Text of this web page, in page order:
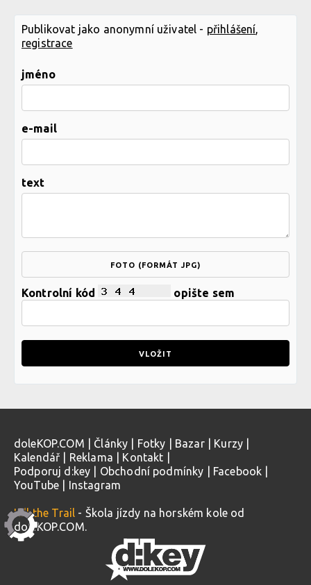
Publikovat jako anonymní uživatel - přihlášení,
registrace
jméno
e-mail
text
FOTO (FORMÁT JPG)
Kontrolní kód opište sem
doleKOP.COM Články Fotky Bazar| Kurzy
Kalendář
Reklama Kontakt
Podporuj d:key
Obchodní podmínky Facebook
YouTube
Instagram
Kill the Trail - Škola jízdy na horském kole od
doleKOP.COM.